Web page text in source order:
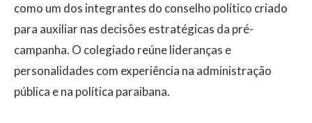
como um dos integrantes do conselho político criado
para auxiliar nas decisões estratégicas da pré-
campanha. O colegiado reúne lideranças e
personalidades com experiência na administração
pública e na política paraibana.